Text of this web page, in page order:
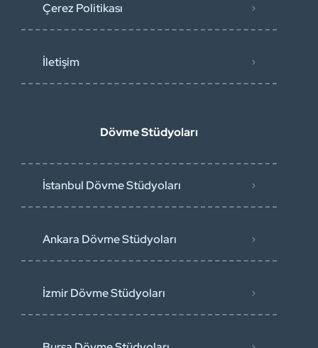
Çerez Politikası
İletişim
Dövme Stüdyoları
İstanbul Dövme Stüdyoları
Ankara Dövme Stüdyoları
İzmir Dövme Stüdyoları